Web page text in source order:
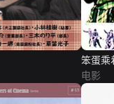
笨蛋乘
电影